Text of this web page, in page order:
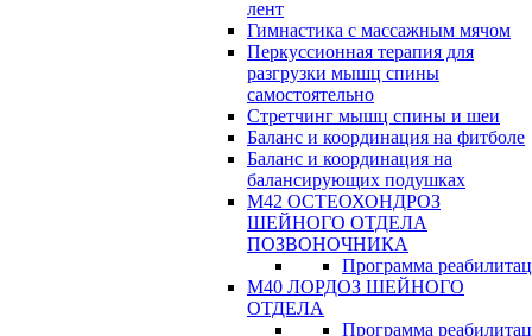
лент
Гимнастика с массажным мячом
Перкуссионная терапия для
разгрузки мышц спины
самостоятельно
Стретчинг мышц спины и шеи
Баланс и координация на фитболе
Баланс и координация на
балансирующих подушках
М42 ОСТЕОХОНДРОЗ
ШЕЙНОГО ОТДЕЛА
ПОЗВОНОЧНИКА
Программа
М40 ЛОРДОЗ ШЕЙНОГО
ОТДЕЛА
Программа